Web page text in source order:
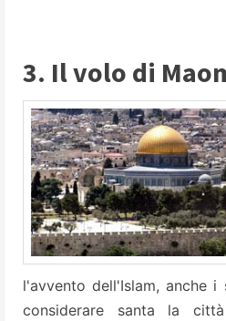
3. Il volo di
l'avvento dell'Islam, anche
considerare santa la